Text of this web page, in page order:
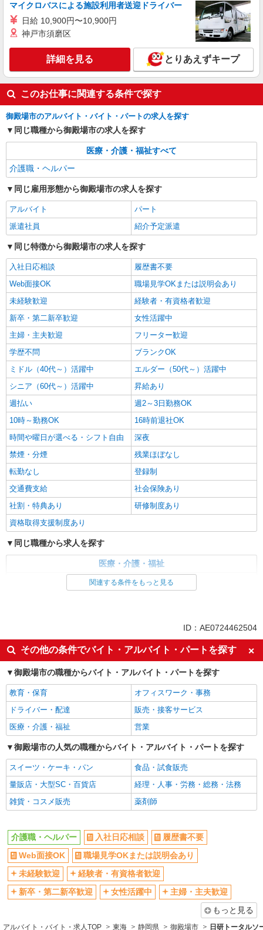
御殿場ケアセンターそよ風：RO31500
グループホーム 介護スタッフ
【月給】265,920円〜285,920円 ▼給与詳細 調
整手当：20,000円〜30,000円 処遇改善手当：
35,920円 夜勤手当：30,000円（5回分） ※6回目
以降は1回6,000円支給 ▼下記別途支給 通勤手当
年末年始手当：380円/時 昇給年1回（4月） 寸志あ
り：年2回（6月・12月） ※業績による 特別報
酬：平均26.6万円（最高額109万円） ※2025年6月
給なし
静岡県御殿場市萩原122-13
キープ
パート
御殿場ケアセンターそよ風：RO41952
デイサービス 介護スタッフ
【時給】1,300円〜1,500円 ▼給与詳細 処遇改
年始手当：380円/時 寸志あり：年2回（6月・12
月） ※業績による ※処遇改善手当は試用期間中(3
静岡県御殿場市萩原122-13
マイクロバスによる施設利用者送迎ドライバー
日給 10,900円〜10,900円
神戸市須磨区
詳細を見る とりあえずキープ
このお仕事に関連する条件で探す
御殿場市のアルバイト・バイト・パートの求人を探す
同じ職種から御殿場市の求人を探す
医療・介護・福祉すべて
介護職・ヘルパー
同じ雇用形態から御殿場市の求人を探す
アルバイト
パート
派遣社員
紹介予定派遣
同じ特徴から御殿場市の求人を探す
入社日応相談
履歴書不要
Web面接OK
職場見学OKまたは説明会あり
未経験歓迎
経験者・有資格者歓迎
新卒・第二新卒歓迎
女性活躍中
主婦・主夫歓迎
フリーター歓迎
学歴不問
ブランクOK
ミドル（40代～）活躍中
エルダー（50代～）活躍中
シニア（60代～）活躍中
昇給あり
週払い
週2～3日勤務OK
10時～勤務OK
16時前退社OK
時間や曜日が選べる・シフト自由
深夜
禁煙・分煙
残業ほぼなし
転勤なし
登録制
交通費支給
社会保険あり
社割・特典あり
研修制度あり
資格取得支援制度あり
同じ職種から求人を探す
医療・介護・福祉
週2～3日勤務OK
深夜
交通費支給
社会保険あり
関連する条件をもっと見る
ID：AE0724462504
その他の条件でバイト・アルバイト・パートを探す
御殿場市の職種からバイト・アルバイト・パートを探す
教育・保育
オフィスワーク・事務
ドライバー・配達
販売・接客サービス
医療・介護・福祉
営業
御殿場市の人気の職種からバイト・アルバイト・パートを探す
スイーツ・ケーキ・パン
食品・試食販売
量販店・大型SC・百貨店
経理・人事・労務・総務・法務
雑貨・コスメ販売
薬剤師
介護職・ヘルパー 入社日応相談
履歴書不要
Web面接OK
職場見学OKまたは説明会あり
未経験歓迎
経験者・有資格者歓迎
新卒・第二新卒歓迎
女性活躍中
主婦・主夫歓迎
もっと見る
アルバイト・バイト・求人TOP 東海 静岡県 御殿場市 日研トータル